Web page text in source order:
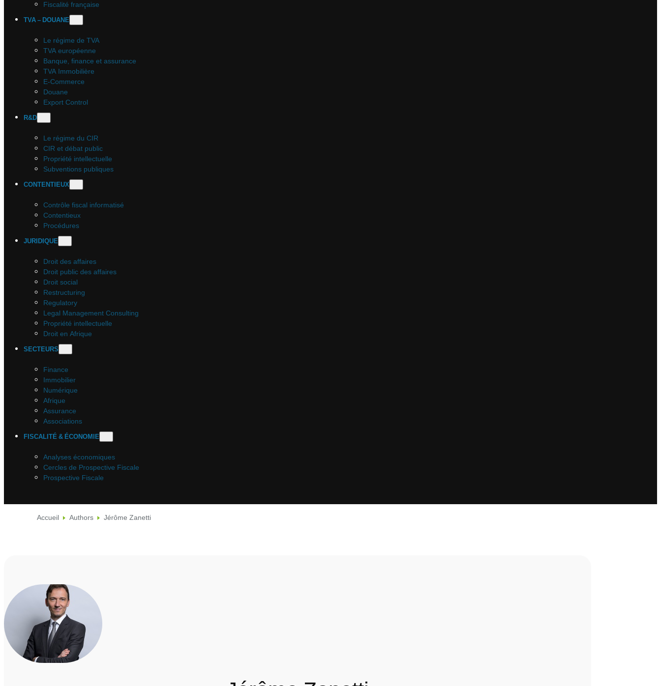
Fiscalité française
TVA – DOUANE
Le régime de TVA
TVA européenne
Banque, finance et assurance
TVA Immobilière
E-Commerce
Douane
Export Control
R&D
Le régime du CIR
CIR et débat public
Propriété intellectuelle
Subventions publiques
CONTENTIEUX
Contrôle fiscal informatisé
Contentieux
Procédures
JURIDIQUE
Droit des affaires
Droit public des affaires
Droit social
Restructuring
Regulatory
Legal Management Consulting
Propriété intellectuelle
Droit en Afrique
SECTEURS
Finance
Immobilier
Numérique
Afrique
Assurance
Associations
FISCALITÉ & ÉCONOMIE
Analyses économiques
Cercles de Prospective Fiscale
Prospective Fiscale
Accueil Authors Jérôme Zanetti